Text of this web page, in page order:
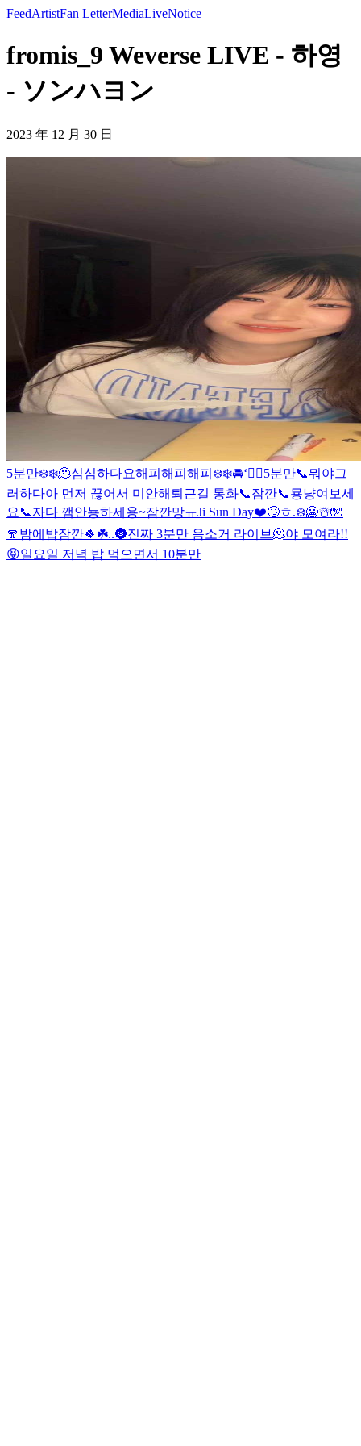
FeedArtistFan LetterMediaLiveNotice
fromis_9 Weverse LIVE - 하영
- ソンハヨン
2023 年 12 月 30 日
5분만❄️❄️🫠심심하다요해피해피해피❄️❄️🚘‘😶‍🌫️5분만📞뭐야그
러하다아 먼저 끊어서 미안해 퇴근길 통화📞잠깐📞묭냥여보세
요📞자다 깸안뇽하세용~잠깐망ㅠJi Sun Day❤️🙄ㅎ.❄️🥶☃️🧤
🧣 밤에밥잠깐🍀☘️..🌚진짜 3분만 음소거 라이브🫠야 모여라!!
😝일요일 저녁 밥 먹으면서 10분만